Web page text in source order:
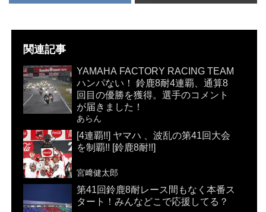
関連記事
YAMAHA FACTORY RACING TEAM
ハンパない！ 鈴鹿8耐4連覇、通算8
回目の優勝を獲得。選手のコメント
が届きました！
あらん
[4連覇!!] ヤマハ 、波乱の第41回大会
を制覇!! [鈴鹿8耐!!]
宮﨑健太郎
第41回鈴鹿8耐レース間もなく本番ス
タート！みんなどこで応援してる？